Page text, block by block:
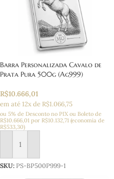
Barra Personalizada Cavalo de
Prata Pura 500g (Ag999)
R$10.666,01
em até 12x de R$1.066,75
ou 5% de Desconto no PIX ou Boleto de
R$10.666,01 por R$10.132,71 (economia de
R$533,30)
Adicionar ao carrinho
SKU: PS-BP500P999-1